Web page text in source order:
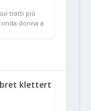
tratti più
donna a
klettert